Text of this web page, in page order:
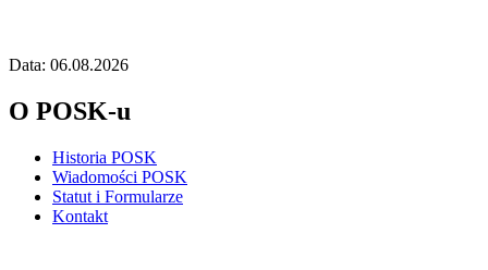
Data: 06.08.2026
O POSK-u
Historia POSK
Wiadomości POSK
Statut i Formularze
Kontakt